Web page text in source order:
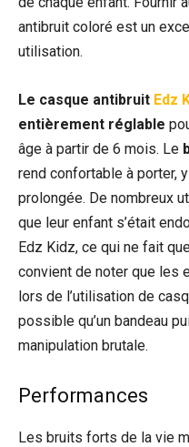
antibruit coloré est un
utilisation.
Le casque antibruit Edz
entièrement réglable
âge à partir de 6 mois. Le
rend confortable à porter,
prolongée. De nombreux
que leur enfant s’était
Edz Kidz, ce qui ne fait
convient de noter que les
lors de l’utilisation de
possible qu’un bandeau
manipulation brutale.
Performances
Les bruits forts de la vie